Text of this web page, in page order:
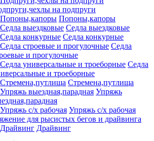
на подпруги
Попоны,капоры
Седла выездковые
Седла конкурные
Седла
и прогулочные
Седла
и троеборные
Стремена,путлища
Упряжь
Упряжь с/х рабочая
для рысистых бегов и драйвинга
Драйвинг